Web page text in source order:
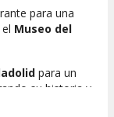
para una
Museo del
para un
su historia y